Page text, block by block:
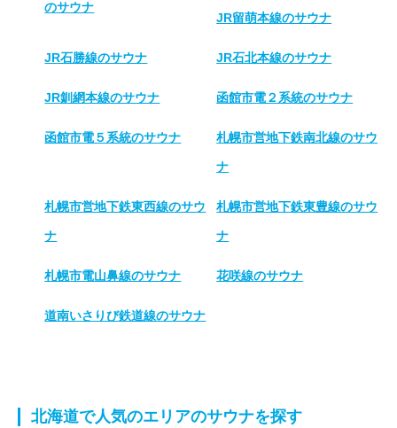
のサウナ
JR留萌本線のサウナ
JR石勝線のサウナ JR石北本線のサウナ
JR釧網本線のサウナ 函館市電２系統のサウナ
函館市電５系統のサウナ 札幌市営地下鉄南北線のサウ
ナ
札幌市営地下鉄東西線のサウ
ナ
札幌市営地下鉄東豊線のサウ
ナ
札幌市電山鼻線のサウナ 花咲線のサウナ
道南いさりび鉄道線のサウナ
北海道で人気のエリアのサウナを探す